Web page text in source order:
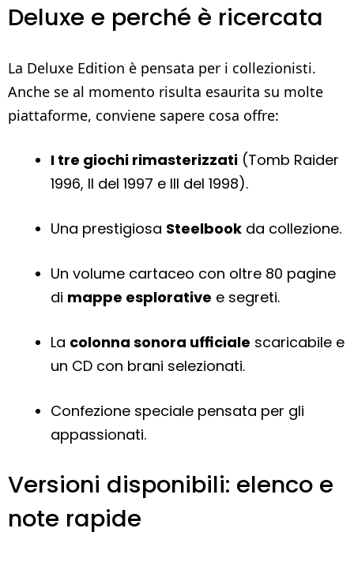
Deluxe e perché è ricercata
La Deluxe Edition è pensata per i collezionisti.
Anche se al momento risulta esaurita su molte
piattaforme, conviene sapere cosa offre:
I tre giochi rimasterizzati (Tomb Raider
1996, II del 1997 e III del 1998).
Una prestigiosa Steelbook da collezione.
Un volume cartaceo con oltre 80 pagine
di mappe esplorative e segreti.
La colonna sonora ufficiale scaricabile e
un CD con brani selezionati.
Confezione speciale pensata per gli
appassionati.
Versioni disponibili: elenco e
note rapide